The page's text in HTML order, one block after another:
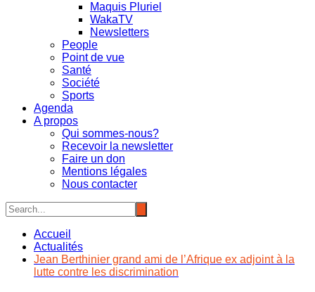
Maquis Pluriel
WakaTV
Newsletters
People
Point de vue
Santé
Société
Sports
Agenda
A propos
Qui sommes-nous?
Recevoir la newsletter
Faire un don
Mentions légales
Nous contacter
Accueil
Actualités
Jean Berthinier grand ami de l’Afrique ex adjoint à la
lutte contre les discrimination